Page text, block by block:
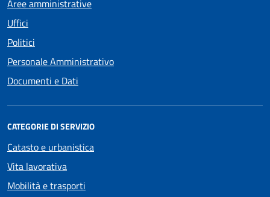
Aree amministrative
Uffici
Politici
Personale Amministrativo
Documenti e Dati
CATEGORIE DI SERVIZIO
Catasto e urbanistica
Vita lavorativa
Mobilità e trasporti